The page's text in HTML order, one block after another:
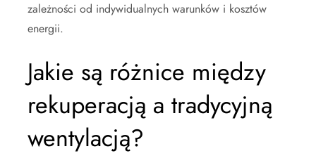
zależności od indywidualnych warunków i kosztów
energii.
Jakie są różnice między
rekuperacją a tradycyjną
wentylacją?